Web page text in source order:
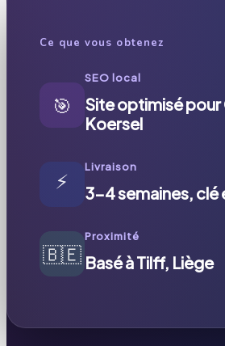
Ce que vous obtenez
🎯
SEO local
Site optimisé pour
Koersel
⚡
Livraison
3-4 semaines, clé
🇧🇪
Proximité
Basé à Tilff, Liège